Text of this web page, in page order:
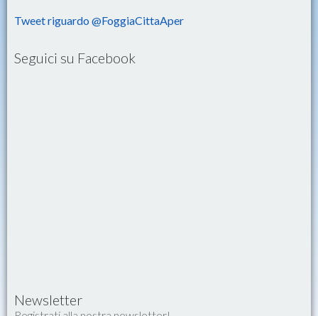
Tweet riguardo @FoggiaCittaAper
Seguici su Facebook
Newsletter